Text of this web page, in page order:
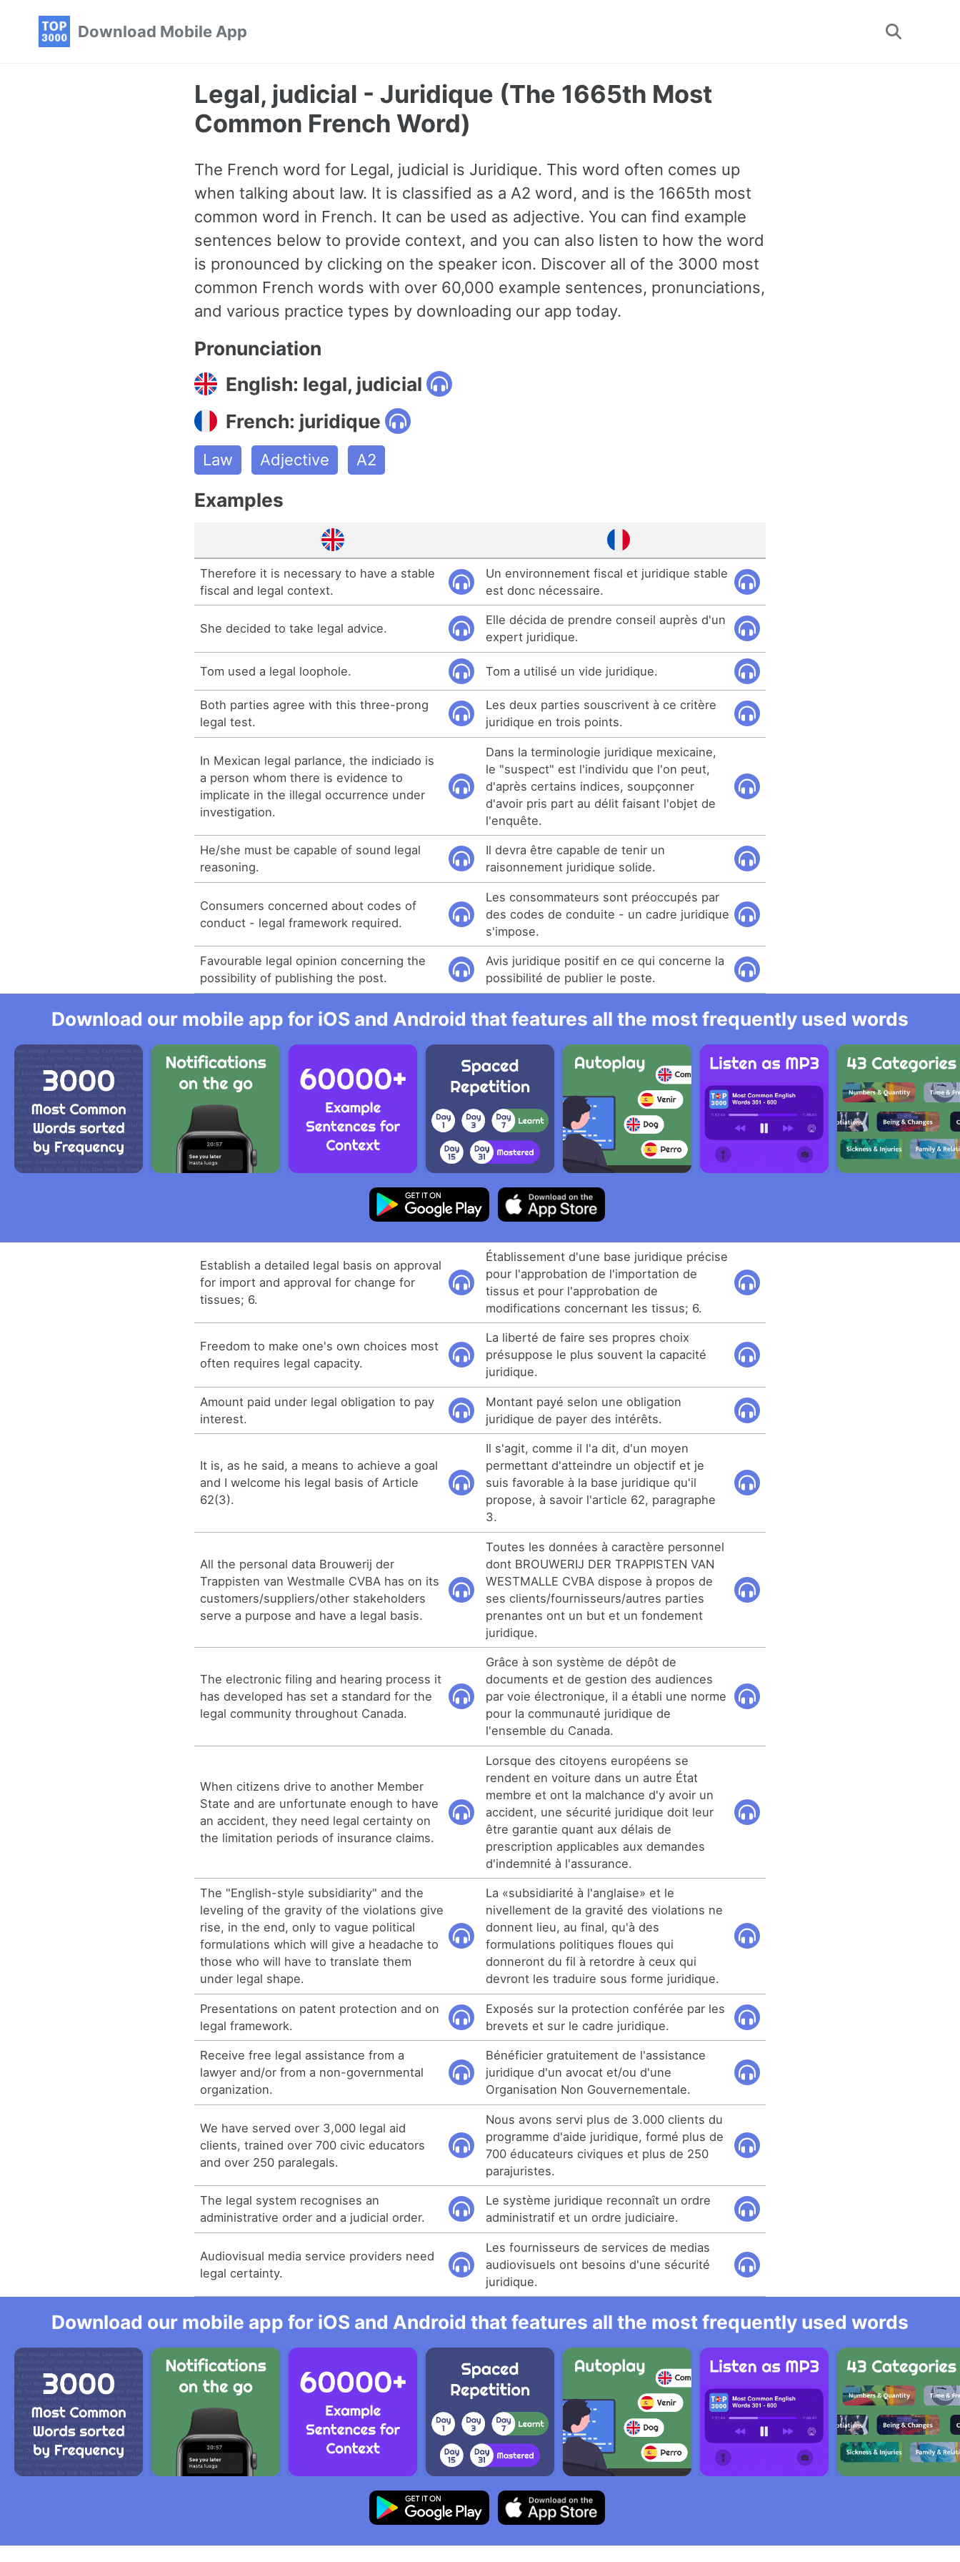
Download Mobile App
Toggle
Legal, judicial - Juridique (The 1665th Most
Common French Word)
The French word for Legal, judicial is Juridique. This word often comes up
when talking about law. It is classified as a A2 word, and is the 1665th most
common word in French. It can be used as adjective. You can find example
sentences below to provide context, and you can also listen to how the word
is pronounced by clicking on the speaker icon. Discover all of the 3000 most
common French words with over 60,000 example sentences, pronunciations,
and various practice types by downloading our app today.
Pronunciation
English: legal, judicial
French: juridique
Law Adjective A2
Examples
Therefore it is necessary to have a stable
fiscal and legal context.
Un environnement fiscal et juridique stable
est donc nécessaire.
She decided to take legal advice.
Elle décida de prendre conseil auprès d'un
expert juridique.
Tom used a legal loophole. Tom a utilisé un vide juridique.
Both parties agree with this three-prong
legal test.
Les deux parties souscrivent à ce critère
juridique en trois points.
In Mexican legal parlance, the indiciado is
a person whom there is evidence to
implicate in the illegal occurrence under
investigation.
Dans la terminologie juridique mexicaine,
le "suspect" est l'individu que l'on peut,
d'après certains indices, soupçonner
d'avoir pris part au délit faisant l'objet de
l'enquête.
He/she must be capable of sound legal
reasoning.
Il devra être capable de tenir un
raisonnement juridique solide.
Consumers concerned about codes of
conduct - legal framework required.
Les consommateurs sont préoccupés par
des codes de conduite - un cadre juridique
s'impose.
Favourable legal opinion concerning the
possibility of publishing the post.
Avis juridique positif en ce qui concerne la
possibilité de publier le poste.
Download our mobile app for iOS and Android that features all the most frequently used words
Establish a detailed legal basis on approval
for import and approval for change for
tissues; 6.
Établissement d'une base juridique précise
pour l'approbation de l'importation de
tissus et pour l'approbation de
modifications concernant les tissus; 6.
Freedom to make one's own choices most
often requires legal capacity.
La liberté de faire ses propres choix
présuppose le plus souvent la capacité
juridique.
Amount paid under legal obligation to pay
interest.
Montant payé selon une obligation
juridique de payer des intérêts.
It is, as he said, a means to achieve a goal
and I welcome his legal basis of Article
62(3).
Il s'agit, comme il l'a dit, d'un moyen
permettant d'atteindre un objectif et je
suis favorable à la base juridique qu'il
propose, à savoir l'article 62, paragraphe
3.
All the personal data Brouwerij der
Trappisten van Westmalle CVBA has on its
customers/suppliers/other stakeholders
serve a purpose and have a legal basis.
Toutes les données à caractère personnel
dont BROUWERIJ DER TRAPPISTEN VAN
WESTMALLE CVBA dispose à propos de
ses clients/fournisseurs/autres parties
prenantes ont un but et un fondement
juridique.
The electronic filing and hearing process it
has developed has set a standard for the
legal community throughout Canada.
Grâce à son système de dépôt de
documents et de gestion des audiences
par voie électronique, il a établi une norme
pour la communauté juridique de
l'ensemble du Canada.
When citizens drive to another Member
State and are unfortunate enough to have
an accident, they need legal certainty on
the limitation periods of insurance claims.
Lorsque des citoyens européens se
rendent en voiture dans un autre État
membre et ont la malchance d'y avoir un
accident, une sécurité juridique doit leur
être garantie quant aux délais de
prescription applicables aux demandes
d'indemnité à l'assurance.
The "English-style subsidiarity" and the
leveling of the gravity of the violations give
rise, in the end, only to vague political
formulations which will give a headache to
those who will have to translate them
under legal shape.
La «subsidiarité à l'anglaise» et le
nivellement de la gravité des violations ne
donnent lieu, au final, qu'à des
formulations politiques floues qui
donneront du fil à retordre à ceux qui
devront les traduire sous forme juridique.
Presentations on patent protection and on
legal framework.
Exposés sur la protection conférée par les
brevets et sur le cadre juridique.
Receive free legal assistance from a
lawyer and/or from a non-governmental
organization.
Bénéficier gratuitement de l'assistance
juridique d'un avocat et/ou d'une
Organisation Non Gouvernementale.
We have served over 3,000 legal aid
clients, trained over 700 civic educators
and over 250 paralegals.
Nous avons servi plus de 3.000 clients du
programme d'aide juridique, formé plus de
700 éducateurs civiques et plus de 250
parajuristes.
The legal system recognises an
administrative order and a judicial order.
Le système juridique reconnaît un ordre
administratif et un ordre judiciaire.
Audiovisual media service providers need
legal certainty.
Les fournisseurs de services de medias
audiovisuels ont besoins d'une sécurité
juridique.
Download our mobile app for iOS and Android that features all the most frequently used words